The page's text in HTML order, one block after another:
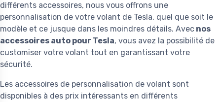
différents accessoires, nous vous offrons une
personnalisation de votre volant de Tesla, quel que soit le
modèle et ce jusque dans les moindres détails. Avec nos
accessoires auto pour Tesla, vous avez la possibilité de
customiser votre volant tout en garantissant votre
sécurité.
Les accessoires de personnalisation de volant sont
disponibles à des prix intéressants en différents